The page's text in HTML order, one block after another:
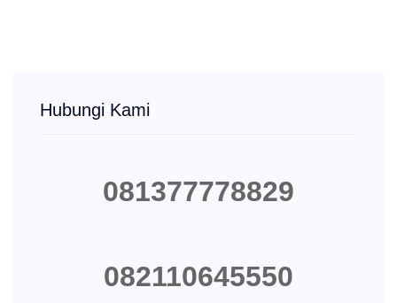
Hubungi Kami
081377778829
082110645550